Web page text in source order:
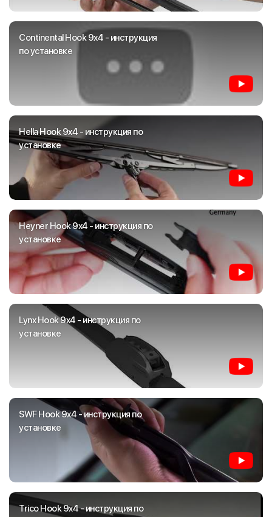
Continental Hook 9x4 - инструкция
по установке
Hella Hook 9x4 - инструкция по
установке
Heyner Hook 9x4 - инструкция по
установке
Lynx Hook 9x4 - инструкция по
установке
SWF Hook 9x4 - инструкция по
установке
Trico Hook 9x4 - инструкция по